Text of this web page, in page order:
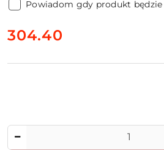
Powiadom gdy produkt
cena:
304.40